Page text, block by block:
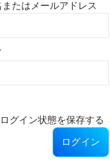
たはメールアドレス
ログイン状態を保存する